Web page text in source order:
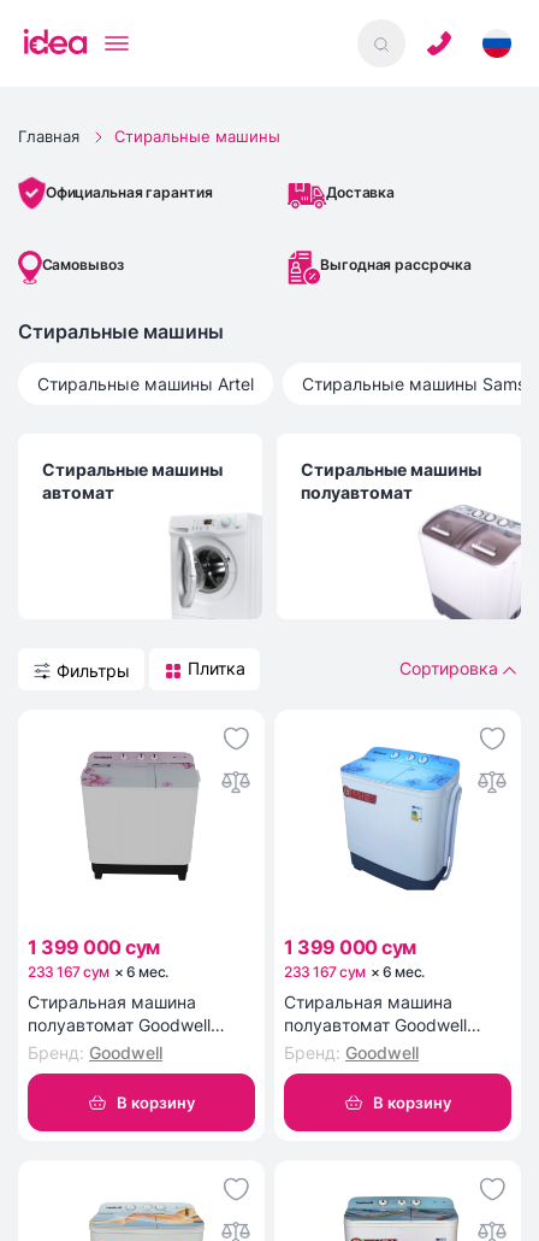
Главная Стиральные машины
Официальная гарантия Доставка
Самовывоз Выгодная рассрочка
Стиральные машины
Стиральные машины Artel Стиральные машины
Стиральные машины
автомат
Стиральные машины
полуавтомат
Фильтры Плитка Сортировка
1 399 000 сум
233 167 сум ×6 мес.
Стиральная машина
полуавтомат Goodwell
GTW-736
Бренд: Goodwell
В корзину
1 399 000 сум
233 167 сум ×6 мес.
Стиральная машина
полуавтомат Goodwell
GTW-735
Бренд: Goodwell
В корзину